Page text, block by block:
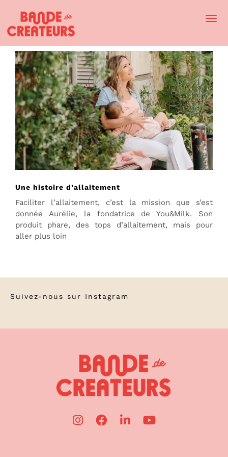
Une histoire d’allaitement
Faciliter l’allaitement, c’est la mission que s’est
donnée Aurélie, la fondatrice de You&Milk. Son
produit phare, des tops d’allaitement, mais pour
aller plus loin
Suivez-nous sur Instagram